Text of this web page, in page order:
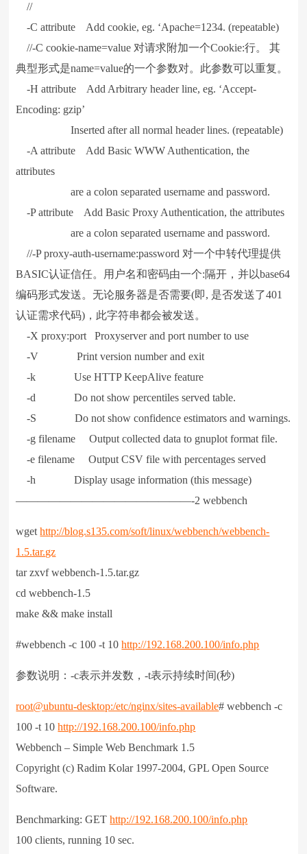
//
-C attribute Add cookie, eg. ‘Apache=1234. (repeatable)
//-C cookie-name=value 对请求附加一个Cookie:行。 其
典型形式是name=value的一个参数对。此参数可以重复。
-H attribute Add Arbitrary header line, eg. ‘Accept-
Encoding: gzip’
Inserted after all normal header lines. (repeatable)
-A attribute Add Basic WWW Authentication, the
attributes
are a colon separated username and password.
-P attribute Add Basic Proxy Authentication, the attributes
are a colon separated username and password.
//-P proxy-auth-username:password 对一个中转代理提供
BASIC认证信任。用户名和密码由一个:隔开，并以base64
编码形式发送。无论服务器是否需要(即, 是否发送了401
认证需求代码)，此字符串都会被发送。
-X proxy:port Proxyserver and port number to use
-V Print version number and exit
-k Use HTTP KeepAlive feature
-d Do not show percentiles served table.
-S Do not show confidence estimators and warnings.
-g filename Output collected data to gnuplot format file.
-e filename Output CSV file with percentages served
-h Display usage information (this message)
————————————————-2 webbench
wgethttp://blog.s135.com/soft/linux/webbench/webbench-
1.5.tar.gz
tar zxvf webbench-1.5.tar.gz
cd webbench-1.5
make && make install
#webbench -c 100 -t 10http://192.168.200.100/info.php
参数说明：-c表示并发数，-t表示持续时间(秒)
root@ubuntu-desktop:/etc/nginx/sites-available# webbench -c
100 -t 10http://192.168.200.100/info.php
Webbench – Simple Web Benchmark 1.5
Copyright (c) Radim Kolar 1997-2004, GPL Open Source
Software.
Benchmarking: GEThttp://192.168.200.100/info.php
100 clients, running 10 sec.